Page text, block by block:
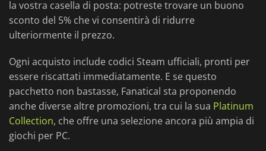
la vostra casella di posta: potreste trovare un buono
sconto del 5% che vi consentirà di ridurre
ulteriormente il prezzo.
Ogni acquisto include codici Steam ufficiali, pronti per
essere riscattati immediatamente. E se questo
pacchetto non bastasse, Fanatical sta proponendo
anche diverse altre promozioni, tra cui la sua Platinum
Collection, che offre una selezione ancora più ampia di
giochi per PC.